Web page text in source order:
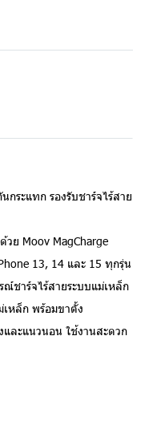
ระแทก รองรับชาร์จไร้สาย
ย Moov MagCharge
13, 14 และ 15 ทุกรุ่น
ณ์ชาร์จไร้สายระบบแม่เหล็ก
เหล็ก พร้อมขาตั้ง
และแนวนอน ใช้งานสะดวก